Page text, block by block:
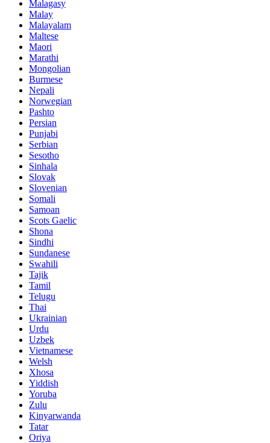
Malagasy
Malay
Malayalam
Maltese
Maori
Marathi
Mongolian
Burmese
Nepali
Norwegian
Pashto
Persian
Punjabi
Serbian
Sesotho
Sinhala
Slovak
Slovenian
Somali
Samoan
Scots Gaelic
Shona
Sindhi
Sundanese
Swahili
Tajik
Tamil
Telugu
Thai
Ukrainian
Urdu
Uzbek
Vietnamese
Welsh
Xhosa
Yiddish
Yoruba
Zulu
Kinyarwanda
Tatar
Oriya